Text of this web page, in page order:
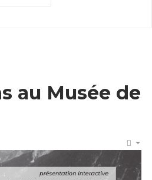
au Musée de